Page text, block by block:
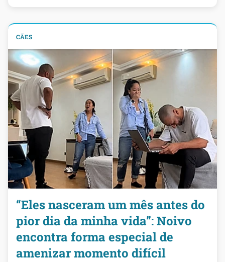
CÃES
“Eles nasceram um mês antes do
pior dia da minha vida”: Noivo
encontra forma especial de
amenizar momento difícil